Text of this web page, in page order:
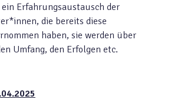
Erfahrungsaustausch der
die bereits diese
haben, sie werden über
Umfang, den Erfolgen etc.